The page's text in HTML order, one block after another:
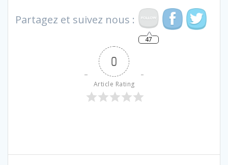
Partagez et suivez nous :
47
0
Article Rating